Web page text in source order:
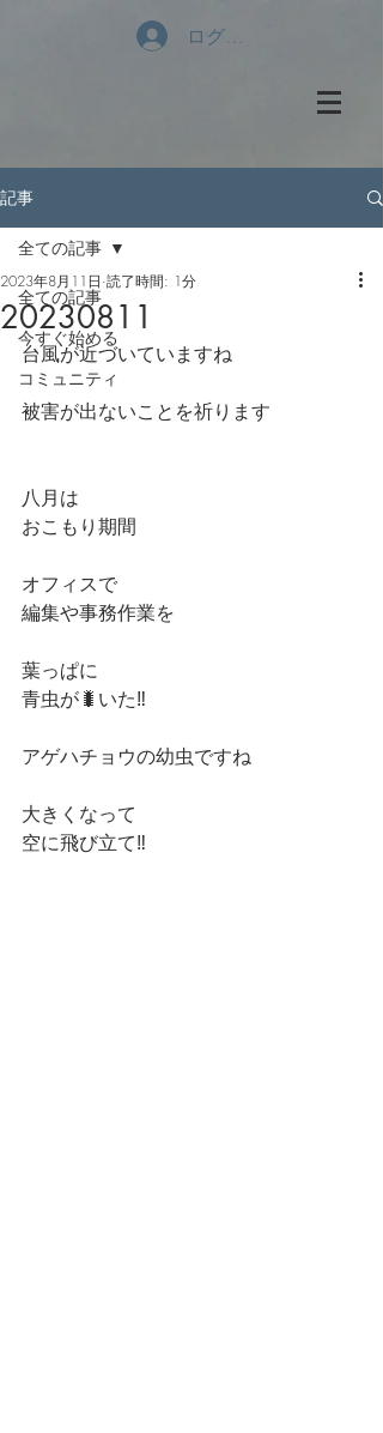
ログイン
記事
全ての記事
今すぐ始める
コミュニティ
全ての記事
20230811
2023年8月11日 読了時間: 1分
台風が近づいていますね
被害が出ないことを祈ります
八月は
おこもり期間
オフィスで
編集や事務作業を
葉っぱに
青虫が🐛いた‼️
アゲハチョウの幼虫ですね
大きくなって
空に飛び立て‼️